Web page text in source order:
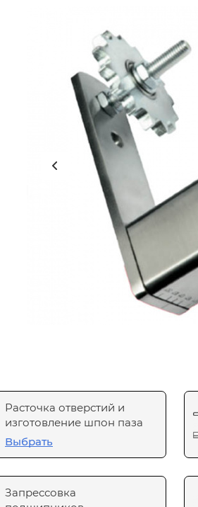
Расточка отверстий и
изготовление шпон паза
Выбрать
Запрессовка